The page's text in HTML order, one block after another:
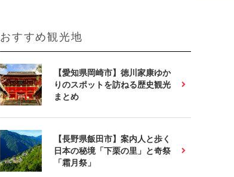
おすすめ観光地
【愛知県岡崎市】徳川家康ゆか
りのスポットを訪ねる歴史観光
まとめ
【長野県飯田市】案内人と歩く
日本の秘境「下栗の里」と奇祭
「霜月祭」